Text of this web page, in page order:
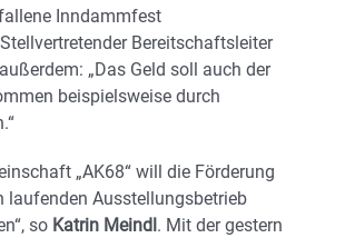
Inndammfest
Bereitschaftsleiter
„Das Geld soll auch der
beispielsweise durch
„AK68“ will die Förderung
laufenden Ausstellungsbetrieb
so Katrin Meindl . Mit der gestern